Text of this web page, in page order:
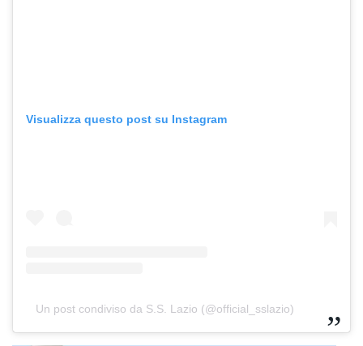
Visualizza questo post su Instagram
Un post condiviso da S.S. Lazio (@official_sslazio)